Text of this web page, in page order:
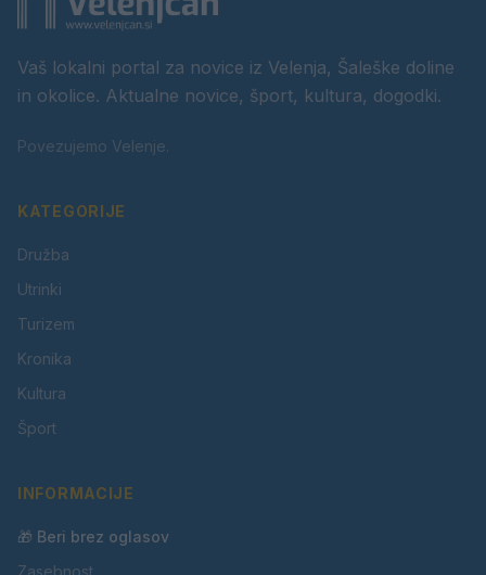
Vaš lokalni portal za novice iz Velenja, Šaleške doline
in okolice. Aktualne novice, šport, kultura, dogodki.
Povezujemo Velenje.
KATEGORIJE
Družba
Utrinki
Turizem
Kronika
Kultura
Šport
INFORMACIJE
🎁 Beri brez oglasov